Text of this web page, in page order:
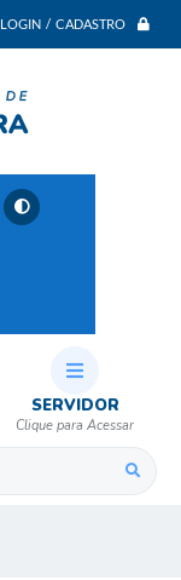
LOGIN / CADASTRO
SERVIDOR